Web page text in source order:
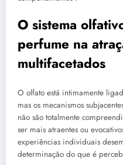
O sistema
perfume na
multifacetados
O olfato está intimamente
mas os mecanismos
não são totalmente
ser mais atraentes ou
experiências individuais
determinação do que é